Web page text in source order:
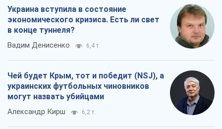
Украина вступила в состояние
экономического кризиса. Есть ли свет
в конце туннеля?
Вадим Денисенко 6,4 т.
Чей будет Крым, тот и победит (NSJ), а
украинских футбольных чиновников
могут назвать убийцами
Александр Кирш 6,2 т.